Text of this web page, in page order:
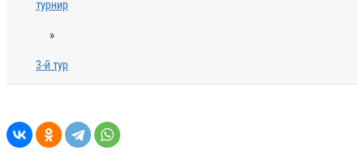
турнир
»
3-й тур